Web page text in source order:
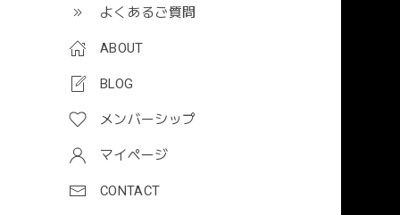
よくあるご質問
ABOUT
BLOG
メンバーシップ
マイページ
CONTACT